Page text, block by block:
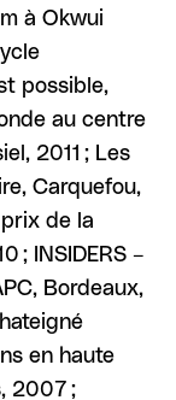
à Okwui
possible,
au centre
2011 ; Les
Carquefou,
de la
; INSIDERS –
Bordeaux,
en haute
2007 ;